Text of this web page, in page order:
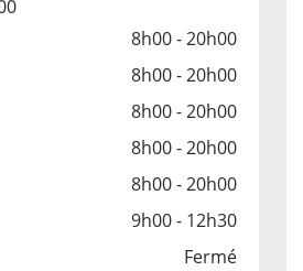
8h00 - 20h00
8h00 - 20h00
8h00 - 20h00
8h00 - 20h00
8h00 - 20h00
9h00 - 12h30
Fermé